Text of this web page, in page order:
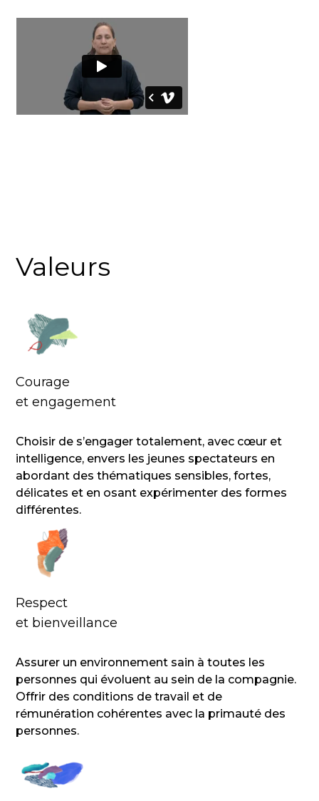
Valeurs
Courage
et engagement
Choisir de s’engager totalement, avec cœur et
intelligence, envers les jeunes spectateurs en
abordant des thématiques sensibles, fortes,
délicates et en osant expérimenter des formes
différentes.
Respect
et bienveillance
Assurer un environnement sain à toutes les
personnes qui évoluent au sein de la compagnie.
Offrir des conditions de travail et de
rémunération cohérentes avec la primauté des
personnes.